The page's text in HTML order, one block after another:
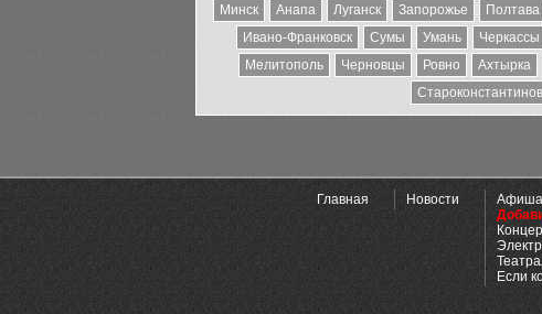
Минск
Анапа Луганск Запорожье Полтава
Ивано-Франковск
Сумы Умань Черкассы
Мелитополь
Черновцы Ровно Ахтырка
Староконстантинов
Главная Новости
Афиша
Если